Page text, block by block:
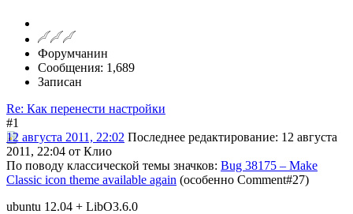
Форумчанин
Сообщения: 1,689
Записан
Re: Как перенести настройки
#1
12 августа 2011, 22:02 Последнее редактирование: 12 августа
2011, 22:04 от Клио
По поводу классической темы значков: Bug 38175 – Make
Classic icon theme available again (особенно Comment#27)
ubuntu 12.04 + LibO3.6.0